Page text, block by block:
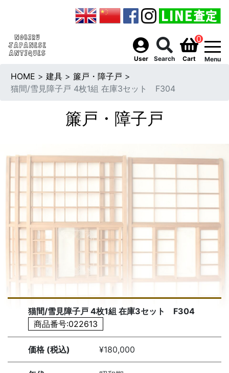
User Search
0
Cart Menu
HOME > 建具 > 簾戸・障子戸 >
猫間/雪見障子戸 4枚1組 在庫3セット F304
簾戸・障子戸
猫間/雪見障子戸 4枚1組 在庫3セット F304
商品番号:022613
価格 (税込) ¥180,000